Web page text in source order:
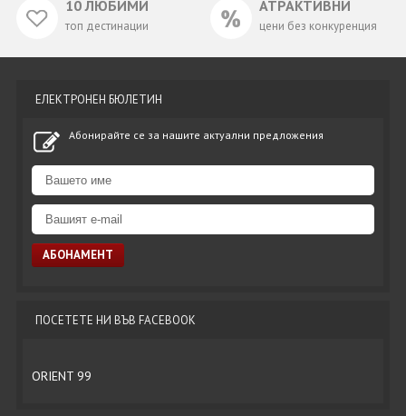
10 ЛЮБИМИ
топ дестинации
АТРАКТИВНИ
цени без конкуренция
ЕЛЕКТРОНЕН БЮЛЕТИН
Абонирайте се за нашите актуални предложения
ПОСЕТЕТЕ НИ ВЪВ FACEBOOK
ORIENT 99